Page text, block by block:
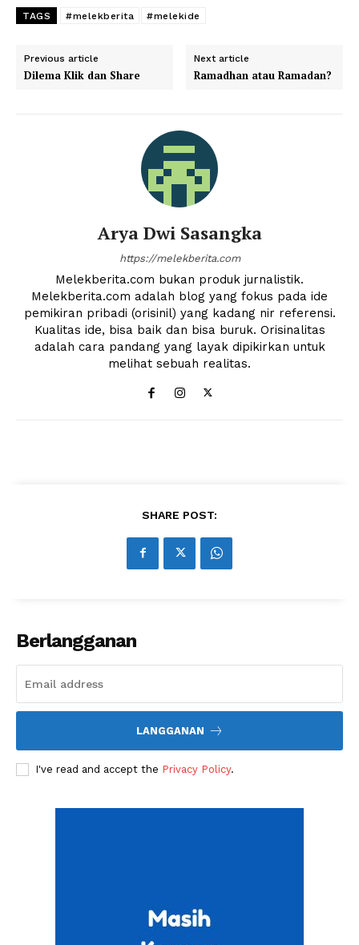
News Week
Company
Tahta
TAGS #melekberita #melekide
Previous article
Dilema Klik dan Share
Next article
Ramadhan atau Ramadan?
Arya Dwi Sasangka
https://melekberita.com
Melekberita.com bukan produk jurnalistik.
Melekberita.com adalah blog yang fokus pada ide
pemikiran pribadi (orisinil) yang kadang nir referensi.
Kualitas ide, bisa baik dan bisa buruk. Orisinalitas
adalah cara pandang yang layak dipikirkan untuk
melihat sebuah realitas.
SHARE POST:
Berlangganan
LANGGANAN
I've read and accept the Privacy Policy.